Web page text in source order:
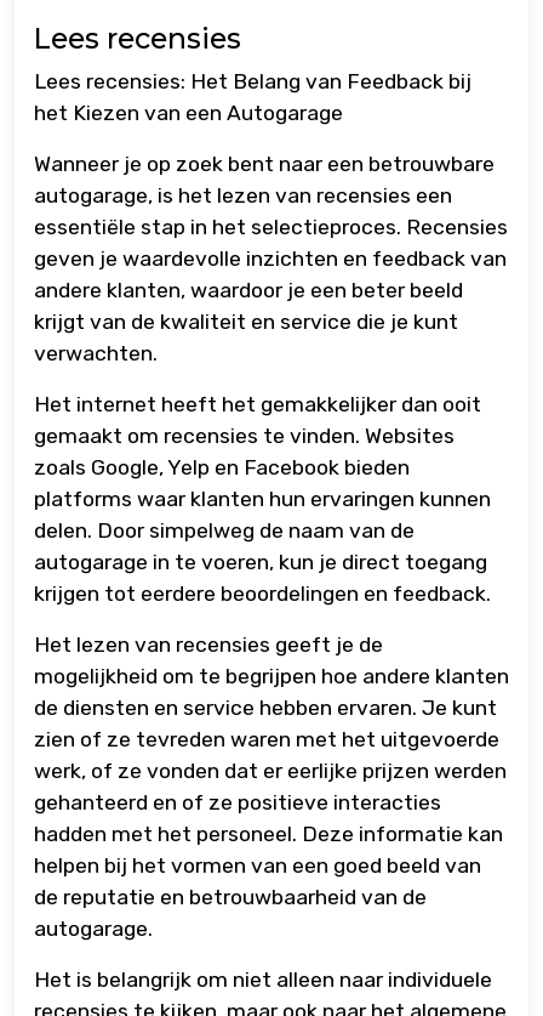
Lees recensies
Lees recensies: Het Belang van Feedback bij
het Kiezen van een Autogarage
Wanneer je op zoek bent naar een betrouwbare
autogarage, is het lezen van recensies een
essentiële stap in het selectieproces. Recensies
geven je waardevolle inzichten en feedback van
andere klanten, waardoor je een beter beeld
krijgt van de kwaliteit en service die je kunt
verwachten.
Het internet heeft het gemakkelijker dan ooit
gemaakt om recensies te vinden. Websites
zoals Google, Yelp en Facebook bieden
platforms waar klanten hun ervaringen kunnen
delen. Door simpelweg de naam van de
autogarage in te voeren, kun je direct toegang
krijgen tot eerdere beoordelingen en feedback.
Het lezen van recensies geeft je de
mogelijkheid om te begrijpen hoe andere klanten
de diensten en service hebben ervaren. Je kunt
zien of ze tevreden waren met het uitgevoerde
werk, of ze vonden dat er eerlijke prijzen werden
gehanteerd en of ze positieve interacties
hadden met het personeel. Deze informatie kan
helpen bij het vormen van een goed beeld van
de reputatie en betrouwbaarheid van de
autogarage.
Het is belangrijk om niet alleen naar individuele
recensies te kijken, maar ook naar het algemene